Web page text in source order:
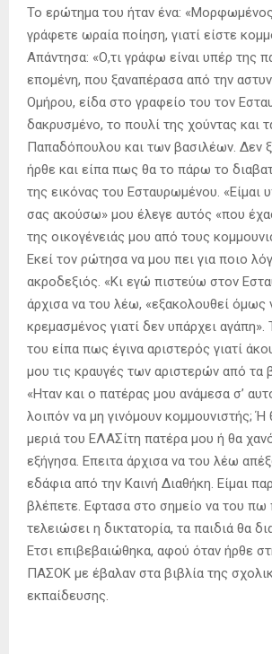
Το ερώτημα του ήταν ένα:
γράφετε ωραία ποίηση, γιατί είστε
Απάντησα: «Ο,τι γράφω είναι υπέρ της
επομένη, που ξαναπέρασα από την
Ομήρου, είδα στο γραφείο του τον
δακρυσμένο, το πουλί της χούντας και
Παπαδόπουλου και των βασιλέων. Δεν
ήρθε και είπα πως θα το πάρω το
της εικόνας του Εσταυρωμένου. «Είμαι
σας ακούσω» μου έλεγε αυτός «που
της οικογένειάς μου από τους
Εκεί τον ρώτησα να μου πει για ποιο
ακροδεξιός. «Κι εγώ πιστεύω στον
άρχισα να του λέω, «εξακολουθεί όμως
κρεμασμένος γιατί δεν υπάρχει αγάπη».
του είπα πως έγινα αριστερός γιατί
μου τις κραυγές των αριστερών από τα
«Ηταν και ο πατέρας μου ανάμεσα σ’
λοιπόν να μη γινόμουν κομμουνιστής; Ή
μεριά του ΕΛΑΣίτη πατέρα μου ή θα
εξήγησα. Επειτα άρχισα να του λέω
εδάφια από την Καινή Διαθήκη. Είμαι
βλέπετε. Εφτασα στο σημείο να του
τελειώσει η δικτατορία, τα παιδιά θα
Ετσι επιβεβαιώθηκα, αφού όταν ήρθε
ΠΑΣΟΚ με έβαλαν στα βιβλία της
εκπαίδευσης.